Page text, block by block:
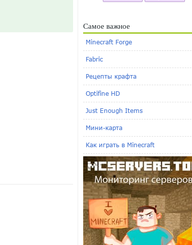
Самое важное
Minecraft Forge
Fabric
Рецепты крафта
Optifine HD
Just Enough Items
Мини-карта
Как играть в Minecraft